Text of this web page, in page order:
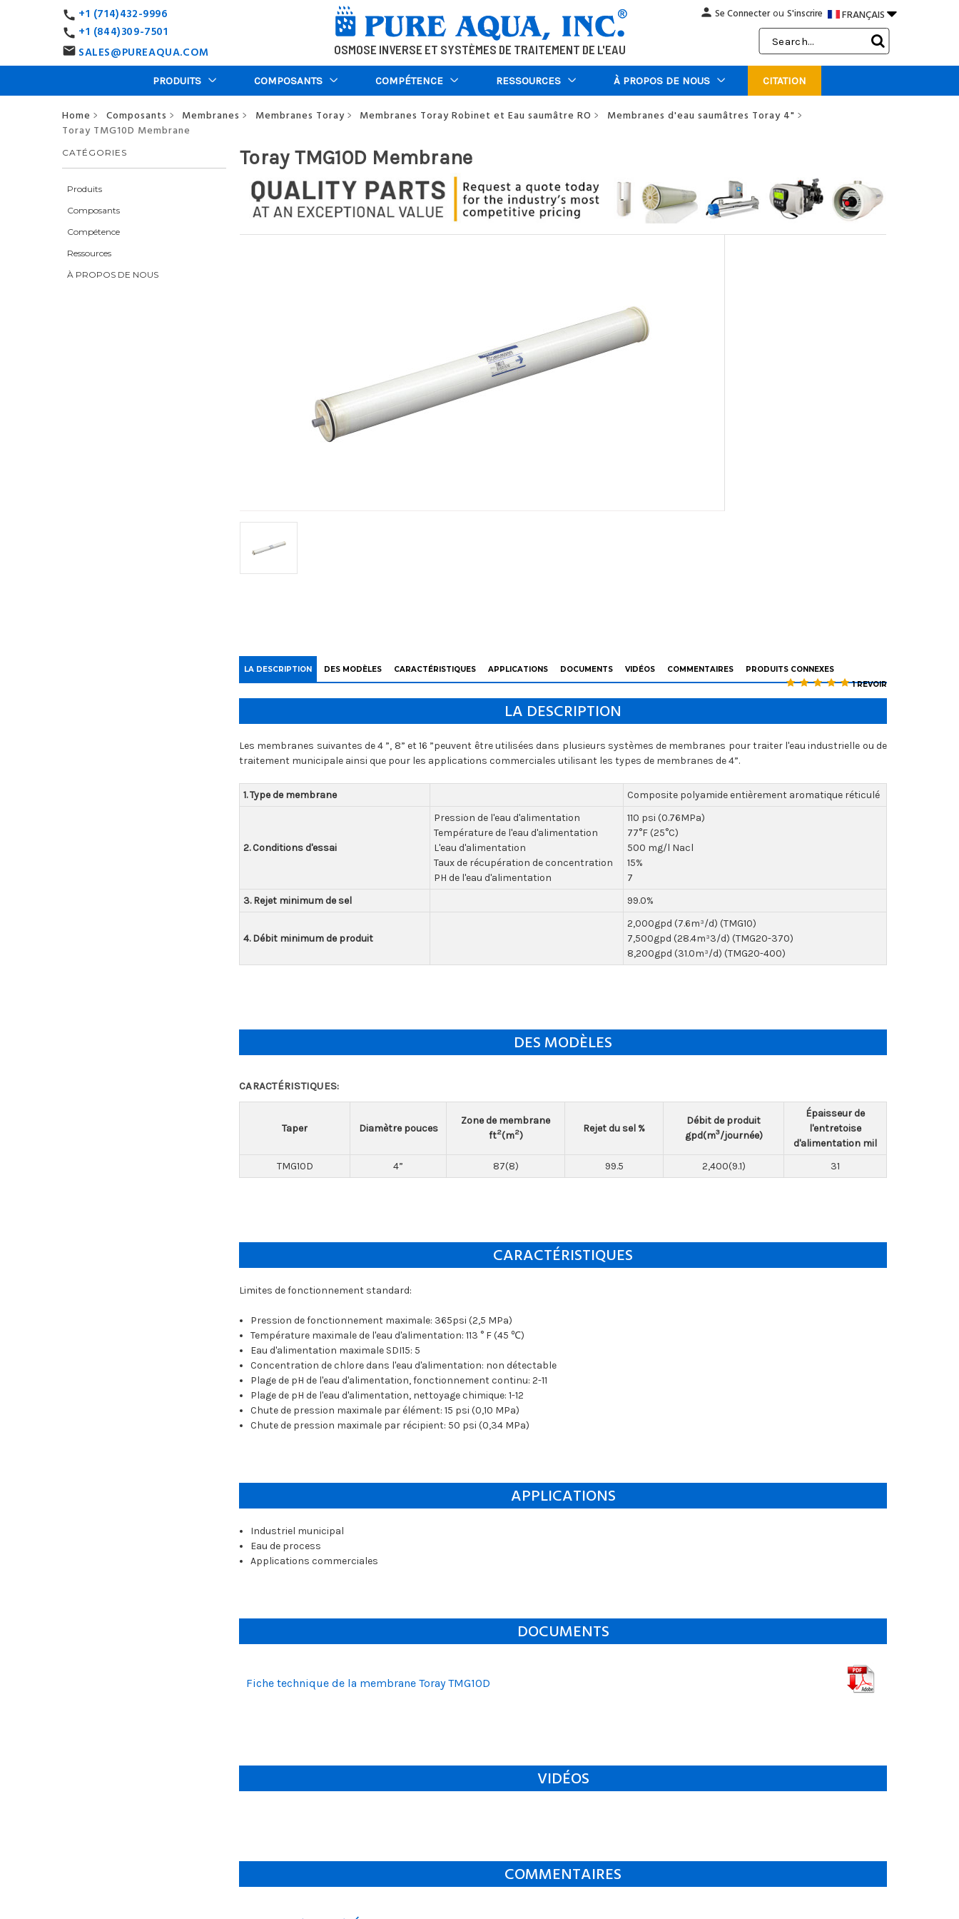
call +1 (714)432-9996
call +1 (844)309-7501
email SALES@PUREAQUA.COM OSMOSE INVERSE ET SYSTÈMES DE TRAITEMENT DE L'EAU
person Se Connecter ou S'inscrire FRANÇAIS
Keyword:
PRODUITS COMPOSANTS COMPÉTENCE RESSOURCES À PROPOS DE NOUS CITATION
Home > Composants > Membranes > Membranes Toray> Membranes Toray Robinet et Eau saumâtre RO > Membranes d'eau saumâtres Toray 4" >
Toray TMG10D Membrane
CATÉGORIES
Produits
Composants
Compétence
Ressources
À PROPOS DE NOUS
Toray TMG10D Membrane
LA DESCRIPTION DES MODÈLES CARACTÉRISTIQUES APPLICATIONS DOCUMENTS VIDÉOS COMMENTAIRES
PRODUITS CONNEXES
1 REVOIR
LA DESCRIPTION
Les membranes suivantes de 4 ”, 8” et 16 ”peuvent être utilisées dans plusieurs systèmes de membranes pour traiter l'eau industrielle ou de
traitement municipale ainsi que pour les applications commerciales utilisant les types de membranes de 4”.
1. Type de membrane Composite polyamide entièrement aromatique réticulé
2. Conditions d'essai
Pression de l'eau d'alimentation
Température de l'eau d'alimentation
L'eau d'alimentation
Taux de récupération de concentration
PH de l'eau d'alimentation
110 psi (0.76MPa)
77°F (25°C)
500 mg/l Nacl
15%
7
3. Rejet minimum de sel
99.0%
4. Débit minimum de produit
2,000gpd (7.6m³/d) (TMG10)
7,500gpd (28.4m³3/d) (TMG20-370)
8,200gpd (31.0m³/d) (TMG20-400)
DES MODÈLES
CARACTÉRISTIQUES:
Taper Diamètre pouces
Zone de membrane
ft2(m2)
Rejet du sel %
Débit de produit
gpd(m3/journée)
Épaisseur de
l'entretoise
d'alimentation mil
TMG10D
4” 87(8) 99.5 2,400(9.1) 31
CARACTÉRISTIQUES
Limites de fonctionnement standard:
Pression de fonctionnement maximale: 365psi (2,5 MPa)
Température maximale de l'eau d'alimentation: 113 ° F (45 ℃)
Eau d'alimentation maximale SDI15: 5
Concentration de chlore dans l'eau d'alimentation: non détectable
Plage de pH de l'eau d'alimentation, fonctionnement continu: 2-11
Plage de pH de l'eau d'alimentation, nettoyage chimique: 1-12
Chute de pression maximale par élément: 15 psi (0,10 MPa)
Chute de pression maximale par récipient: 50 psi (0,34 MPa)
APPLICATIONS
Industriel municipal
Eau de process
Applications commerciales
DOCUMENTS
Fiche technique de la membrane Toray TMG10D
VIDÉOS
COMMENTAIRES